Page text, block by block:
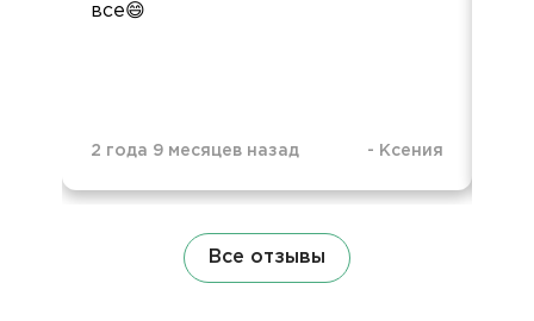
все😄
2 года 9 месяцев назад - Ксения
Все отзывы